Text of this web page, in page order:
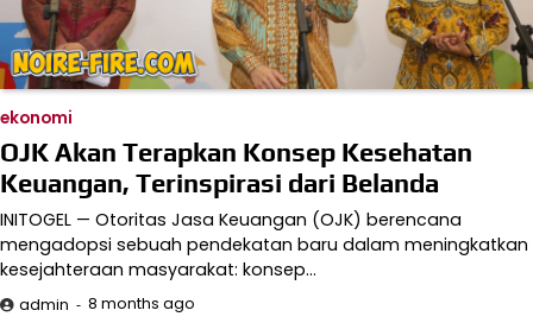
ekonomi
OJK Akan Terapkan Konsep Kesehatan
Keuangan, Terinspirasi dari Belanda
INITOGEL — Otoritas Jasa Keuangan (OJK) berencana
mengadopsi sebuah pendekatan baru dalam meningkatkan
kesejahteraan masyarakat: konsep…
admin 8 months ago